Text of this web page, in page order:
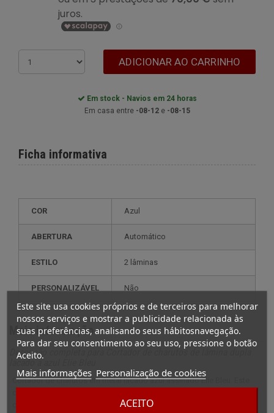
Este site usa cookies próprios e de terceiros para melhorar
nossos serviços e mostrar a publicidade relacionada às
suas preferências, analisando seus hábitosnavegação.
Para dar seu consentimento ao seu uso, pressione o botão
Aceito.
Mais informações Personalização de cookies
ACEITO
ADICIONAR AO CARRINHO
Em stock - Navios em 24 horas
Em casa entre -08-12e -08-15
Ficha informativa
COR Azul
ABERTURA Automático
ESTILO 2 lâminas
PERSONALIZÁVEL não
Mais informação
Descrição completa para Cortador de charutos de lâmina dupla
Cortador de charutos em metal lacado azul assinado Elie Bleu. Este
desde que não exceda 2,2 cm de diâmetro.